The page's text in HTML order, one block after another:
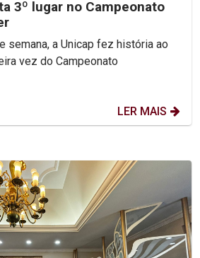
3º lugar no Campeonato
semana, a Unicap fez história ao
vez do Campeonato
LER MAIS